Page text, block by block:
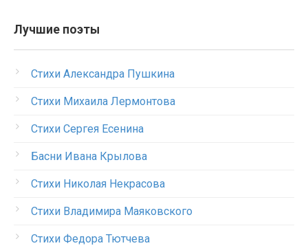
Лучшие поэты
Стихи Александра Пушкина
Стихи Михаила Лермонтова
Стихи Сергея Есенина
Басни Ивана Крылова
Стихи Николая Некрасова
Стихи Владимира Маяковского
Стихи Федора Тютчева